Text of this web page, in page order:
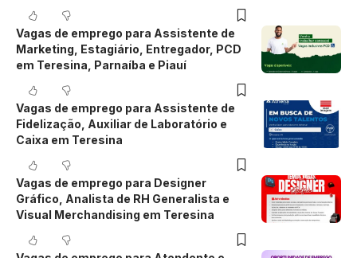
Vagas de emprego para Assistente de
Marketing, Estagiário, Entregador, PCD
em Teresina, Parnaíba e Piauí
Vagas de emprego para Assistente de
Fidelização, Auxiliar de Laboratório e
Caixa em Teresina
Vagas de emprego para Designer
Gráfico, Analista de RH Generalista e
Visual Merchandising em Teresina